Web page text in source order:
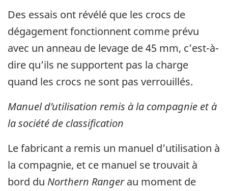
Des essais ont révélé que les crocs de
dégagement fonctionnent comme prévu
avec un anneau de levage de 45 mm, c’est-à-
dire qu’ils ne supportent pas la charge
quand les crocs ne sont pas verrouillés.
Manuel d’utilisation remis à la compagnie et à
la société de classification
Le fabricant a remis un manuel d’utilisation à
la compagnie, et ce manuel se trouvait à
bord du Northern Rangerau moment de